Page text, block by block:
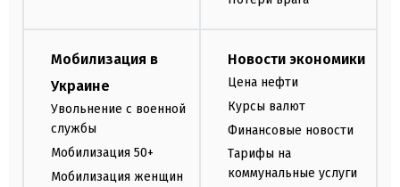
Мобилизация в
Украине
Увольнение с военной
службы
Мобилизация 50+
Мобилизация женщин
Новости экономики
Цена нефти
Курсы валют
Финансовые новости
Тарифы на
коммунальные услуги